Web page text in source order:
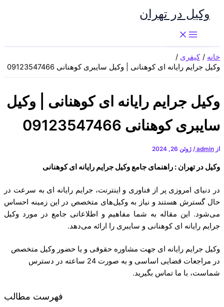
وکیل در تهران
خانه
کیفری
وکیل جرایم رایانه ای کوهنانی | وکیل سایبری کوهنانی 09123547466
وکیل جرایم رایانه ای کوهنانی | وکیل
سایبری کوهنانی 09123547466
از admin
/ ژوئن 26, 2024
وکیل در تهران : راهنمای جامع وکیل جرایم رایانه ای کوهنانی
در دنیای امروزی پر از فناوری و اینترنت، جرایم رایانه ای به سرعت در
حال گسترش هستند و نیاز به وکیل‌های متخصص در این زمینه احساس
می‌شود. این مقاله به شما مفاهیم و اطلاعاتی جامع در مورد وکیل
جرایم رایانه ای کوهنانی و سایبری را ارائه می‌دهد.
وکیل جرایم رایانه ای جهت مشاوره حقوقی و یا حضور وکیل متخصص
در مراجعات قضایی اساسی و به صورت 24 ساعته در دسترس
شماست، با ما تماس بگیرید.
فهرست مطالب